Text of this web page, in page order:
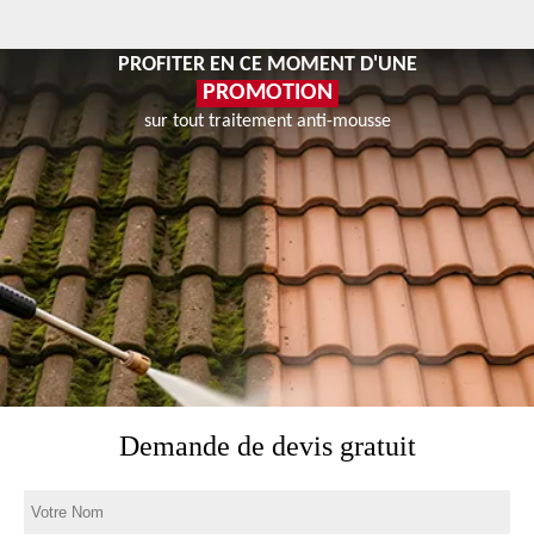
PROFITER EN CE MOMENT D'UNE
PROMOTION
sur tout traitement anti-mousse
Demande de devis gratuit